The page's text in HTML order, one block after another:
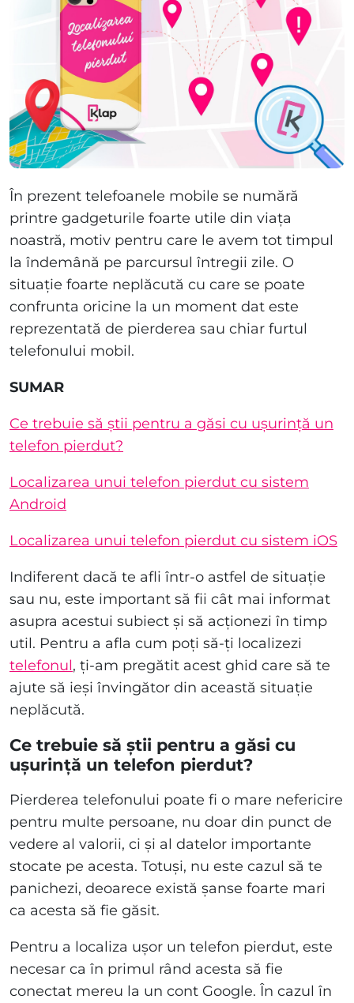
În prezent telefoanele mobile se numără
printre gadgeturile foarte utile din viața
noastră, motiv pentru care le avem tot timpul
la îndemână pe parcursul întregii zile. O
situație foarte neplăcută cu care se poate
confrunta oricine la un moment dat este
reprezentată de pierderea sau chiar furtul
telefonului mobil.
SUMAR
Ce trebuie să știi pentru a găsi cu ușurință un
telefon pierdut?
Localizarea unui telefon pierdut cu sistem
Android
Localizarea unui telefon pierdut cu sistem iOS
Indiferent dacă te afli într-o astfel de situație
sau nu, este important să fii cât mai informat
asupra acestui subiect și să acționezi în timp
util. Pentru a afla cum poți să-ți localizezi
telefonul, ți-am pregătit acest ghid care să te
ajute să ieși învingător din această situație
neplăcută.
Ce trebuie să știi pentru a găsi cu
ușurință un telefon pierdut?
Pierderea telefonului poate fi o mare nefericire
pentru multe persoane, nu doar din punct de
vedere al valorii, ci și al datelor importante
stocate pe acesta. Totuși, nu este cazul să te
panichezi, deoarece există șanse foarte mari
ca acesta să fie găsit.
Pentru a localiza ușor un telefon pierdut, este
necesar ca în primul rând acesta să fie
conectat mereu la un cont Google. În cazul în